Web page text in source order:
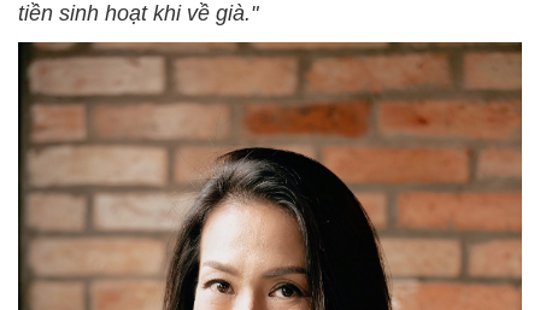
tiền sinh hoạt khi về già."